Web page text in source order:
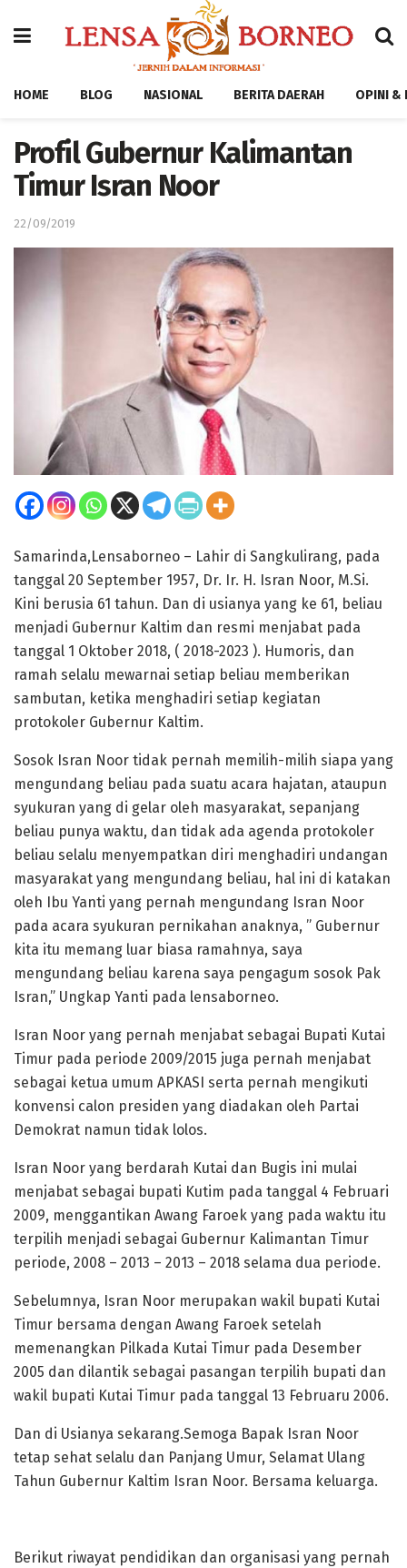
HOME BLOG NASIONAL BERITA DAERAH OPINI &
Profil Gubernur Kalimantan
Timur Isran Noor
22/09/2019
Samarinda,Lensaborneo – Lahir di Sangkulirang, pada
tanggal 20 September 1957, Dr. Ir. H. Isran Noor, M.Si.
Kini berusia 61 tahun. Dan di usianya yang ke 61, beliau
menjadi Gubernur Kaltim dan resmi menjabat pada
tanggal 1 Oktober 2018, ( 2018-2023 ). Humoris, dan
ramah selalu mewarnai setiap beliau memberikan
sambutan, ketika menghadiri setiap kegiatan
protokoler Gubernur Kaltim.
Sosok Isran Noor tidak pernah memilih-milih siapa yang
mengundang beliau pada suatu acara hajatan, ataupun
syukuran yang di gelar oleh masyarakat, sepanjang
beliau punya waktu, dan tidak ada agenda protokoler
beliau selalu menyempatkan diri menghadiri undangan
masyarakat yang mengundang beliau, hal ini di katakan
oleh Ibu Yanti yang pernah mengundang Isran Noor
pada acara syukuran pernikahan anaknya, ” Gubernur
kita itu memang luar biasa ramahnya, saya
mengundang beliau karena saya pengagum sosok Pak
Isran,” Ungkap Yanti pada lensaborneo.
Isran Noor yang pernah menjabat sebagai Bupati Kutai
Timur pada periode 2009/2015 juga pernah menjabat
sebagai ketua umum APKASI serta pernah mengikuti
konvensi calon presiden yang diadakan oleh Partai
Demokrat namun tidak lolos.
Isran Noor yang berdarah Kutai dan Bugis ini mulai
menjabat sebagai bupati Kutim pada tanggal 4 Februari
2009, menggantikan Awang Faroek yang pada waktu itu
terpilih menjadi sebagai Gubernur Kalimantan Timur
periode, 2008 – 2013 – 2013 – 2018 selama dua periode.
Sebelumnya, Isran Noor merupakan wakil bupati Kutai
Timur bersama dengan Awang Faroek setelah
memenangkan Pilkada Kutai Timur pada Desember
2005 dan dilantik sebagai pasangan terpilih bupati dan
wakil bupati Kutai Timur pada tanggal 13 Februaru 2006.
Dan di Usianya sekarang.Semoga Bapak Isran Noor
tetap sehat selalu dan Panjang Umur, Selamat Ulang
Tahun Gubernur Kaltim Isran Noor. Bersama keluarga.
Berikut riwayat pendidikan dan organisasi yang pernah